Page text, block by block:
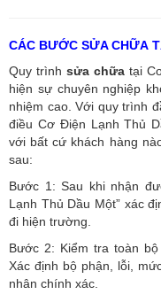
CÁC BƯỚC SỬA CHỮA
Quy trình sửa chữa tại
hiện sự chuyên nghiệp
nhiệm cao. Với quy trình
điều Cơ Điện Lạnh Thủ
với bất cứ khách hàng
sau:
Bước 1: Sau khi nhận
Lạnh Thủ Dầu Một” xác
đi hiện trường.
Bước 2: Kiểm tra toàn
Xác định bộ phận, lỗi,
nhân chính xác.